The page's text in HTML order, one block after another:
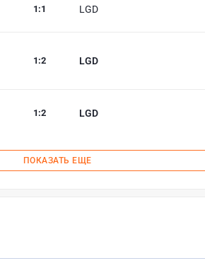
LGD
1 :1
LGD
1 :2
LGD
1 :2
ПОКАЗАТЬ ЕЩЕ